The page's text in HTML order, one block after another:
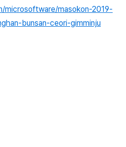
microsoftware/masokon-2019-
bunsan-ceori-gimminju